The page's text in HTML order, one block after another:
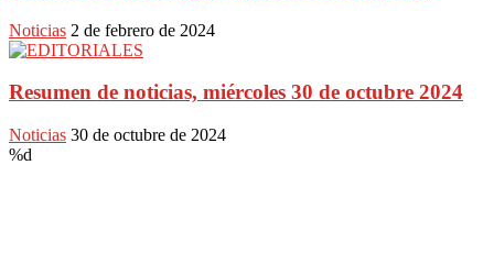
Noticias 2 de febrero de 2024
Resumen de noticias, miércoles 30 de octubre 2024
Noticias 30 de octubre de 2024
%d